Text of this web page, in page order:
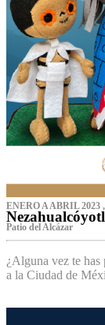
ENERO A ABRIL 2023
Patio del Alcázar
¿Alguna vez te has
a la Ciudad de